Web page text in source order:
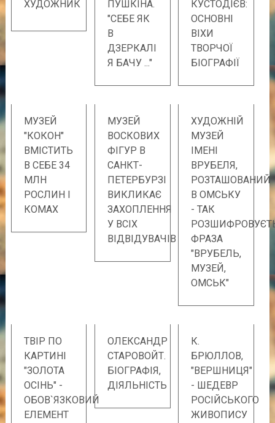
ХУДОЖНИК
ПУШКІНА.
"СЕБЕ ЯК
В
ДЗЕРКАЛІ
Я БАЧУ ..."
КУСТОДІЄВ:
ОСНОВНІ
ВІХИ
ТВОРЧОЇ
БІОГРАФІЇ
МУЗЕЙ
"КОКОН"
ВМІСТИТЬ
В СЕБЕ 34
МЛН
РОСЛИН І
КОМАХ
МУЗЕЙ
ВОСКОВИХ
ФІГУР В
САНКТ-
ПЕТЕРБУРЗІ
ВИКЛИКАЄ
ЗАХОПЛЕННЯ
У ВСІХ
ВІДВІДУВАЧІВ
ХУДОЖНІЙ
МУЗЕЙ
ІМЕНІ
ВРУБЕЛЯ,
РОЗТАШОВАНИЙ
В ОМСЬКУ
- ТАК
ФРАЗА
"ВРУБЕЛЬ,
МУЗЕЙ,
ОМСЬК"
ТВІР ПО
КАРТИНІ
"ЗОЛОТА
ОСІНЬ" -
ОБОВ`ЯЗКОВИЙ
ЕЛЕМЕНТ
ОЛЕКСАНДР
СТАРОВОЙТ.
БІОГРАФІЯ,
ДІЯЛЬНІСТЬ
К.
БРЮЛЛОВ,
"ВЕРШНИЦЯ"
- ШЕДЕВР
РОСІЙСЬКОГО
ЖИВОПИСУ